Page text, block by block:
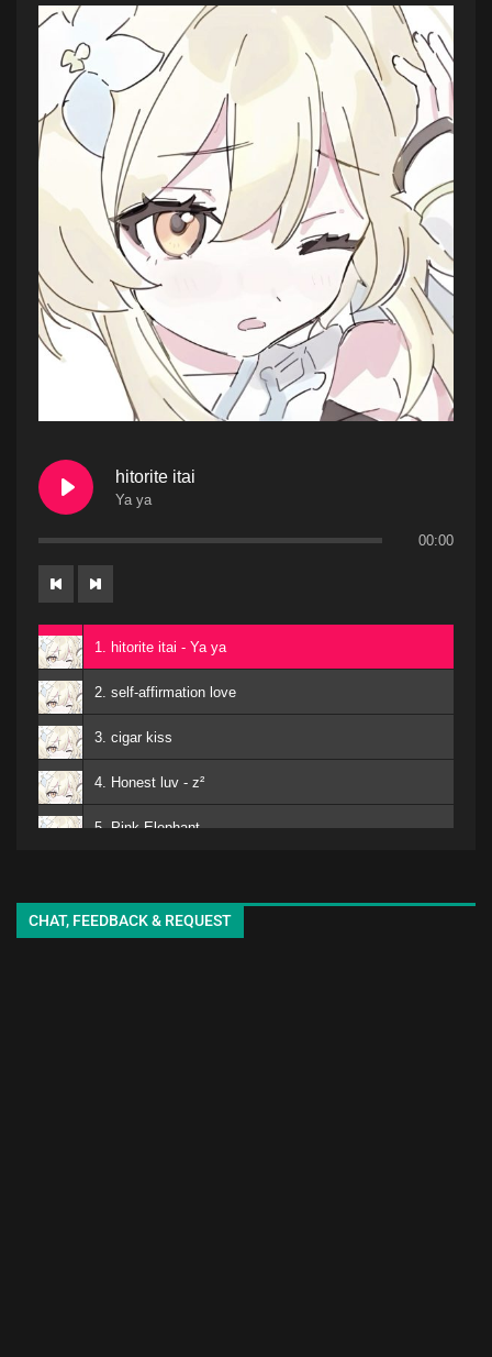
hitorite itai
Ya ya
00:00
1. hitorite itai - Ya ya
2. self-affirmation love
3. cigar kiss
4. Honest luv - z²
5. Pink Elephant
7. Matomojyanainoga Cyoudoiino - Ya ya
CHAT, FEEDBACK & REQUEST